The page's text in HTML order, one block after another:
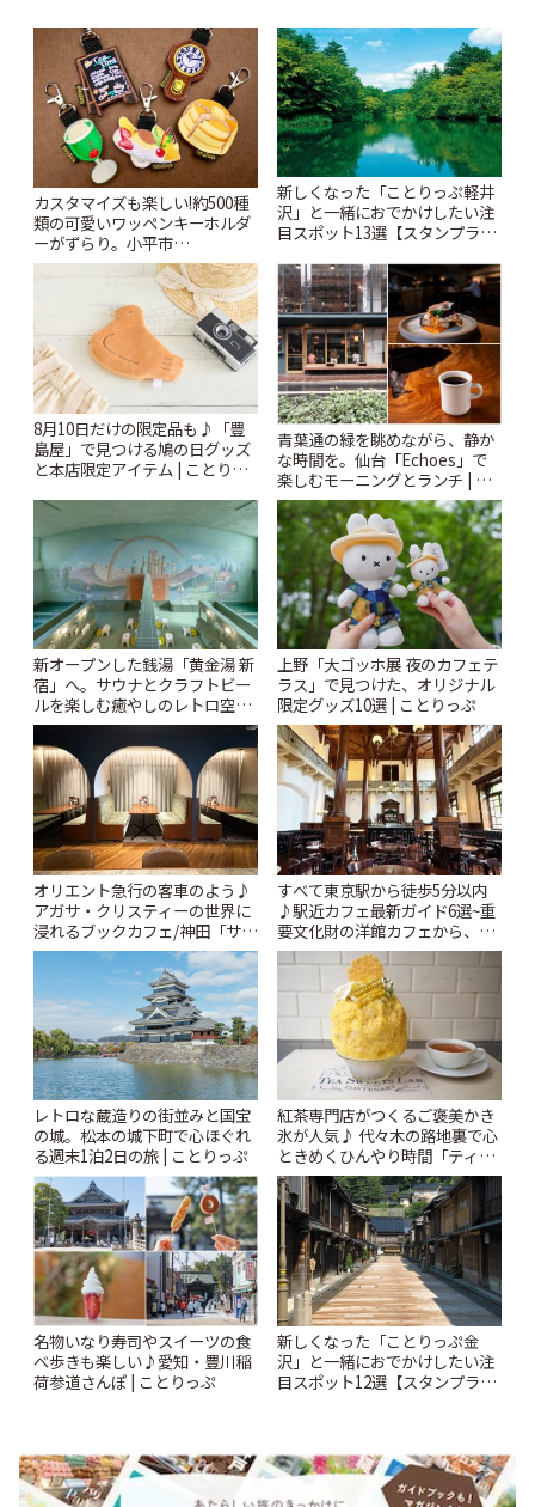
カスタマイズも楽しい!約500種
類の可愛いワッペンキーホルダ
ーがずらり。小平市
「Kimamaya T&K」 | ことりっ
新しくなった「ことりっぷ軽井
沢」と一緒におでかけしたい注
目スポット13選【スタンプラリ
8月10日だけの限定品も♪「豊
島屋」で見つける鳩の日グッズ
と本店限定アイテム | ことりっ
青葉通の緑を眺めながら、静か
な時間を。仙台「Echoes」で
楽しむモーニングとランチ | こ
とりっぷ
新オープンした銭湯「黄金湯 新
宿」へ。サウナとクラフトビー
ルを楽しむ癒やしのレトロ空間
| ことりっぷ
上野「大ゴッホ展 夜のカフェテ
ラス」で見つけた、オリジナル
限定グッズ10選 | ことりっぷ
オリエント急行の客車のよう♪
アガサ・クリスティーの世界に
浸れるブックカフェ/神田「サロ
ンクリスティ」 | ことりっぷ
すべて東京駅から徒歩5分以内
♪駅近カフェ最新ガイド6選~重
要文化財の洋館カフェから、改
札すぐのレトロ喫茶まで~ | こと
りっぷ
レトロな蔵造りの街並みと国宝
の城。松本の城下町で心ほぐれ
る週末1泊2日の旅 | ことりっぷ
紅茶専門店がつくるご褒美かき
氷が人気♪ 代々木の路地裏で心
ときめくひんやり時間「ティー
スイーツ ラボ コンテナート」 |
ことりっぷ
名物いなり寿司やスイーツの食
べ歩きも楽しい♪愛知・豊川稲
荷参道さんぽ | ことりっぷ
新しくなった「ことりっぷ金
沢」と一緒におでかけしたい注
目スポット12選【スタンプラリ